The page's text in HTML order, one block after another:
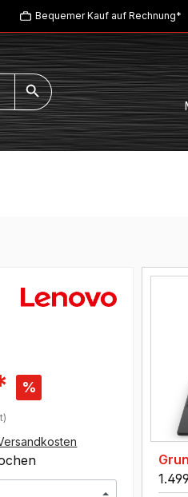
Bequemer Kauf auf Rechnung*
%